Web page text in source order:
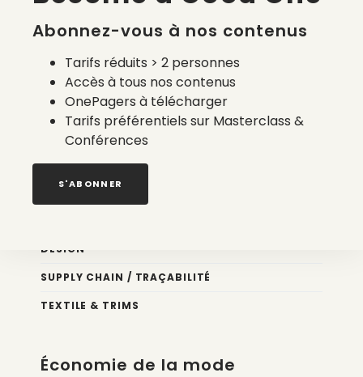
de mode
2 août 2026
DESIGN
SUPPLY CHAIN / TRAÇABILITÉ
TEXTILE & TRIMS
Économie de la mode
Abonnez-vous à nos contenus
Tarifs réduits > 2 personnes
Accès à tous nos contenus
OnePagers à télécharger
Tarifs préférentiels sur Masterclass &
Conférences
S'ABONNER